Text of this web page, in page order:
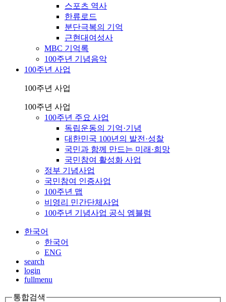
스포츠 역사
한류로드
분단극복의 기억
근현대여성사
MBC 기억록
100주년 기념음악
100주년 사업
100주년 사업
100주년 사업
100주년 주요 사업
독립운동의 기억·기념
대한민국 100년의 발전·성찰
국민과 함께 만드는 미래·희망
국민참여 활성화 사업
정부 기념사업
국민참여 인증사업
100주년 맵
비영리 민간단체사업
100주년 기념사업 공식 엠블럼
한국어
한국어
ENG
search
login
fullmenu
통합검색